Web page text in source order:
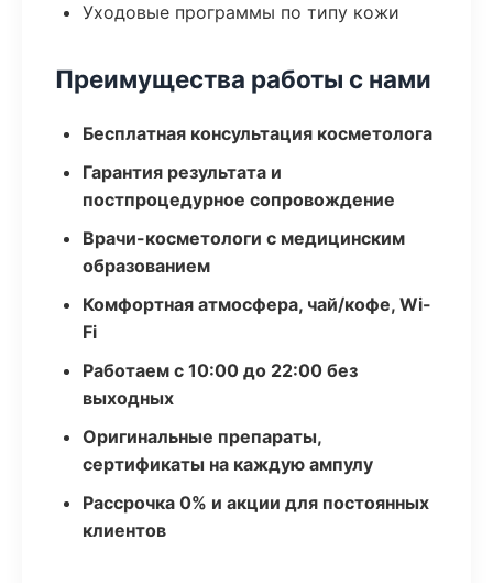
Уходовые программы по типу кожи
Преимущества работы с нами
Бесплатная консультация косметолога
Гарантия результата и
постпроцедурное сопровождение
Врачи-косметологи с медицинским
образованием
Комфортная атмосфера, чай/кофе, Wi-
Fi
Работаем с 10:00 до 22:00 без
выходных
Оригинальные препараты,
сертификаты на каждую ампулу
Рассрочка 0% и акции для постоянных
клиентов